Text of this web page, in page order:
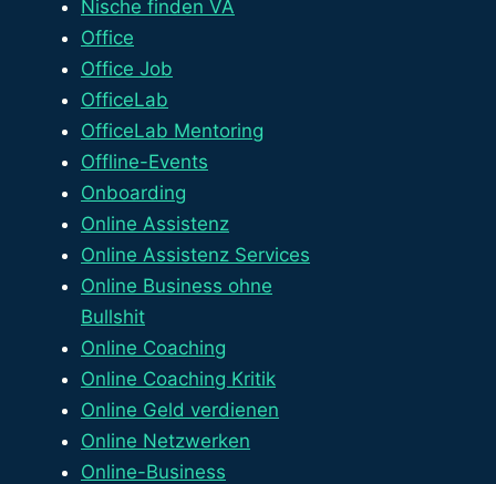
Nische finden VA
Office
Office Job
OfficeLab
OfficeLab Mentoring
Offline-Events
Onboarding
Online Assistenz
Online Assistenz Services
Online Business ohne
Bullshit
Online Coaching
Online Coaching Kritik
Online Geld verdienen
Online Netzwerken
Online-Business